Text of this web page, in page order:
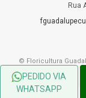
PEDIDO VIA
WHATSAPP
Rua
© Floricultura